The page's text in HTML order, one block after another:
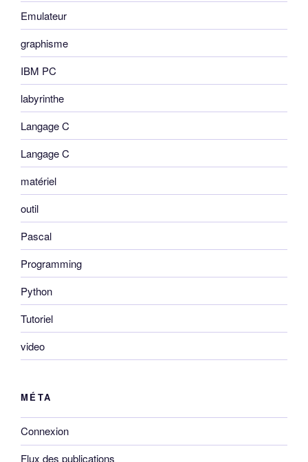
Emulateur
graphisme
IBM PC
labyrinthe
Langage C
Langage C
matériel
outil
Pascal
Programming
Python
Tutoriel
video
MÉTA
Connexion
Flux des publications